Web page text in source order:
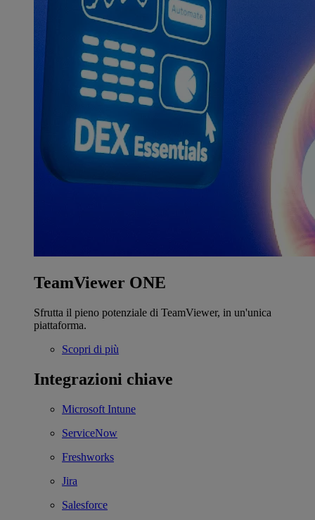
TeamViewer ONE
Sfrutta il pieno potenziale di TeamViewer, in un'unica
piattaforma.
Scopri di più
Integrazioni chiave
Microsoft Intune
ServiceNow
Freshworks
Jira
Salesforce